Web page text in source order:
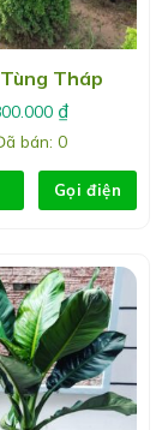
Tháp
₫
bán: 0
Gọi điện